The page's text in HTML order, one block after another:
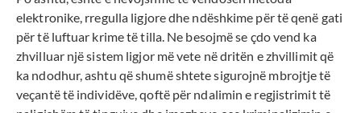
elektronike, rregulla ligjore dhe ndëshkime për të qenë gati
për të luftuar krime të tilla. Ne besojmë se çdo vend ka
zhvilluar një sistem ligjor më vete në dritën e zhvillimit që
ka ndodhur, ashtu që shumë shtete sigurojnë mbrojtje të
veçantë të individëve, qoftë për ndalimin e regjistrimit të